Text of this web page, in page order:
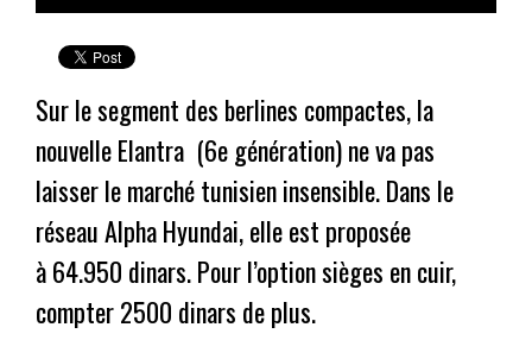
Sur le segment des berlines compactes, la
nouvelle Elantra (6e génération) ne va pas
laisser le marché tunisien insensible. Dans le
réseau Alpha Hyundai, elle est proposée
à 64.950 dinars. Pour l’option sièges en cuir,
compter 2500 dinars de plus.